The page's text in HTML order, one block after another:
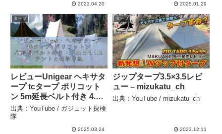
2023.04.20 2025.01.29
タープ
レビューUnigear ヘキサタ
ープ tcタープ ポリコット
ン 5m延長ベルト付き 4.2
ｍｘ4.1ｍ テントとの取り
組み可能 焚き火 遮光 遮熱
難燃 軽量 コンパクト キャ
出典：YouTube / ガジェット探検
隊
2025.03.24
タープ
ジップタープ3.5×3.5レビ
ュー – mizukatu_ch
出典：YouTube / mizukatu_ch
2023.12.11